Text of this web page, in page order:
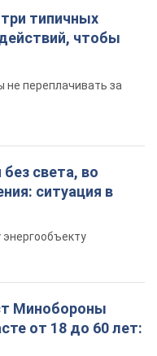
типичных
чтобы
не переплачивать за
света, во
ситуация в
Минобороны
от 18 до 60 лет: